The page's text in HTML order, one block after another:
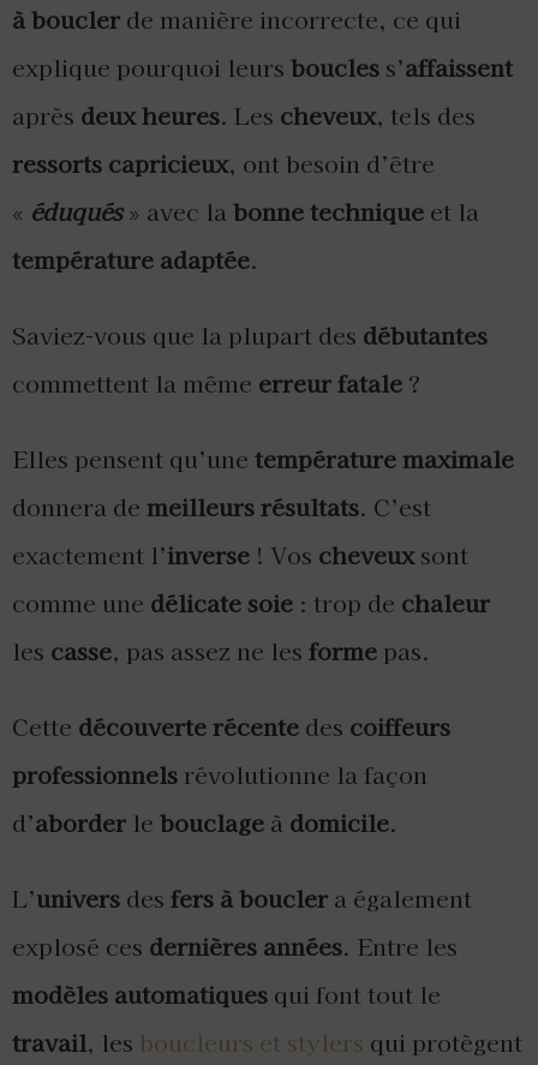
à boucler de manière incorrecte, ce qui
explique pourquoi leurs boucless’affaissent
après deux heures. Les cheveux, tels des
ressorts capricieux, ont besoin d’être
« éduqués» avec la bonne technique et la
température adaptée.
Saviez-vous que la plupart des débutantes
commettent la même erreur fatale ?
Elles pensent qu’une température maximale
donnera de meilleurs résultats. C’est
exactement l’inverse ! Vos cheveuxsont
comme une délicate soie : trop de chaleur
les casse, pas assez ne les forme pas.
Cette découverte récente des coiffeurs
professionnels révolutionne la façon
d’aborder le bouclage à domicile.
L’univers des fers à boucler a également
explosé ces dernières années. Entre les
modèles automatiques qui font tout le
travail, les boucleurs et stylers qui protègent